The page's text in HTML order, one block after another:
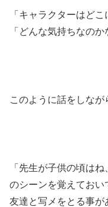
「キャラクターはどこ
「どんな気持ちなのか
このように話をしな
「先生が子供の頃は
のシーンを覚えておい
友達と写メをとる事